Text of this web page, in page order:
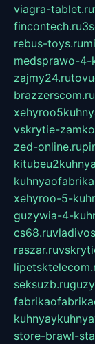
viagra-tablet.ru
fincontech.ru
rebus-toys.ru
medsprawo-4-
zajmy24.ru
brazzerscom.ru
vskrytie-
zed-online.ru
xehyroo-5-
guzywia-4-
cs68.ru
raszar.ru
seksuzb.ru
store-brawl-